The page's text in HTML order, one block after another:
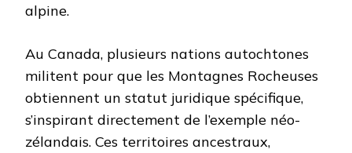
alpine.
Au Canada, plusieurs nations autochtones
militent pour que les Montagnes Rocheuses
obtiennent un statut juridique spécifique,
s’inspirant directement de l’exemple néo-
zélandais. Ces territoires ancestraux,